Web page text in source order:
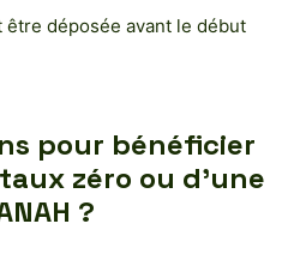
être déposée avant le début
pour bénéficier
zéro ou d’une
?